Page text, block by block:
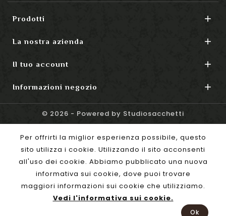
Prodotti 
La nostra azienda 
Il tuo account 
Informazioni negozio 
© 2026 - Powered by Studiosacchetti
Per offrirti la miglior esperienza possibile, questo
sito utilizza i cookie. Utilizzando il sito acconsenti
all'uso dei cookie. Abbiamo pubblicato una nuova
informativa sui cookie, dove puoi trovare
maggiori informazioni sui cookie che utilizziamo.
Vedi l'informativa sui cookie.
Ok